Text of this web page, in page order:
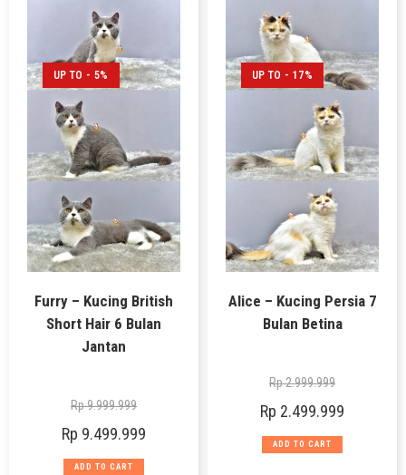
UP TO - 5%
Furry – Kucing British
Short Hair 6 Bulan
Jantan
Rp9.999.999
Rp 9.499.999
ADD TO CART
UP TO - 17%
Alice – Kucing Persia 7
Bulan Betina
Rp2.999.999
Rp 2.499.999
ADD TO CART